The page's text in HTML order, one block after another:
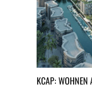
KCAP: WOHNEN